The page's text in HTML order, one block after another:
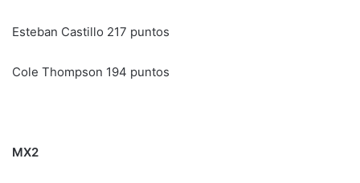
Esteban Castillo 217 puntos
Cole Thompson 194 puntos
MX2